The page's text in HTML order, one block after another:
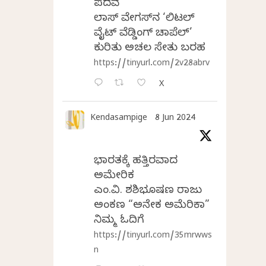
ಪದವೆ
ಲಾಸ್‌ ವೇಗಸ್‌ನ ‘ಲಿಟಲ್
ವೈಟ್ ವೆಡ್ಡಿಂಗ್ ಚಾಪೆಲ್’
ಕುರಿತು ಅಚಲ ಸೇತು ಬರಹ
https://tinyurl.com/2v28abrv
X
Kendasampige 8 Jun 2024
ಭಾರತಕ್ಕೆ ಹತ್ತಿರವಾದ
ಅಮೇರಿಕ
ಎಂ.ವಿ. ಶಶಿಭೂಷಣ ರಾಜು
ಅಂಕಣ “ಅನೇಕ ಅಮೆರಿಕಾ”
ನಿಮ್ಮ ಓದಿಗೆ
https://tinyurl.com/35mrwws
n